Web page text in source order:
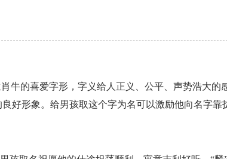
牛的喜爱字形，字义给人正义、公平、声势浩大的
好形象。给男孩取这个字为名可以激励他向名字靠